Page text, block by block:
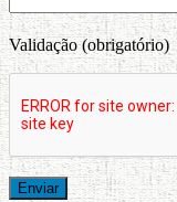
Validação (obrigatório)